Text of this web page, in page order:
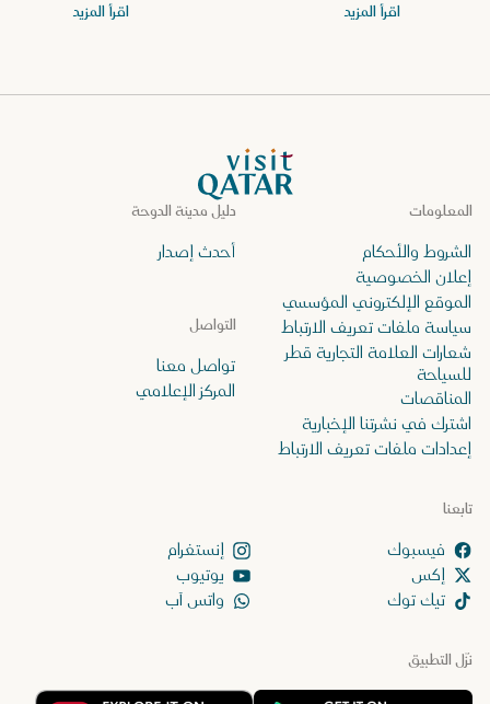
اقرأ المزيد اقرأ المزيد
الصفحة الرئيسية لموقع VisitQatar
نزّل التطبيق
دليل مدينة الدوحة
أحدث إصدار
تابعنا
إنستغرام
إكس
يوتيوب
تيك توك
واتس آب
التواصل
تواصل معنا
المركز الإعلامي
المعلومات
الشروط والأحكام
إعلان الخصوصية
الموقع الإلكتروني المؤسسي
سياسة ملفات تعريف الارتباط
شعارات العلامة التجارية قطر
للسياحة
المناقصات
اشترك في نشرتنا الإخبارية
إعدادات ملفات تعريف الارتباط